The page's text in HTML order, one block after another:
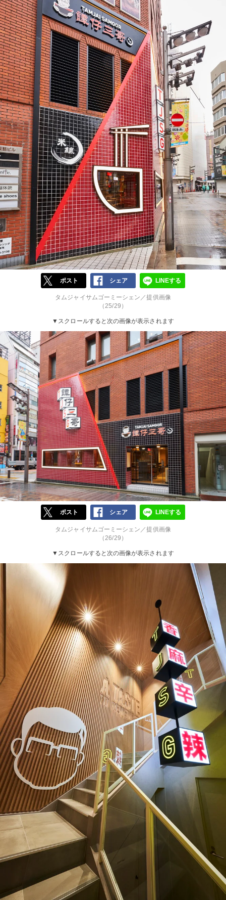
ポスト シェア LINEする
タムジャイサムゴーミーシェン／提供画像
（25/29）
▼スクロールすると次の画像が表示されます
ポスト シェア LINEする
タムジャイサムゴーミーシェン／提供画像
（26/29）
▼スクロールすると次の画像が表示されます